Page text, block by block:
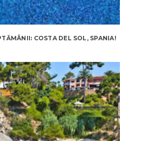
COSTA DEL SOL, SPANIA!